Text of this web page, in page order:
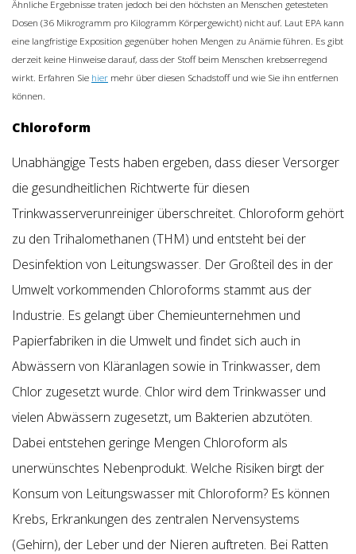
Ähnliche Ergebnisse traten jedoch bei den höchsten an Menschen getesteten
Dosen (36 Mikrogramm pro Kilogramm Körpergewicht) nicht auf. Laut EPA kann
eine langfristige Exposition gegenüber hohen Mengen zu Anämie führen. Es gibt
derzeit keine Hinweise darauf, dass der Stoff beim Menschen krebserregend
wirkt. Erfahren Sie hier mehr über diesen Schadstoff und wie Sie ihn entfernen
können.
Chloroform
Unabhängige Tests haben ergeben, dass dieser Versorger
die gesundheitlichen Richtwerte für diesen
Trinkwasserverunreiniger überschreitet. Chloroform gehört
zu den Trihalomethanen (THM) und entsteht bei der
Desinfektion von Leitungswasser. Der Großteil des in der
Umwelt vorkommenden Chloroforms stammt aus der
Industrie. Es gelangt über Chemieunternehmen und
Papierfabriken in die Umwelt und findet sich auch in
Abwässern von Kläranlagen sowie in Trinkwasser, dem
Chlor zugesetzt wurde. Chlor wird dem Trinkwasser und
vielen Abwässern zugesetzt, um Bakterien abzutöten.
Dabei entstehen geringe Mengen Chloroform als
unerwünschtes Nebenprodukt. Welche Risiken birgt der
Konsum von Leitungswasser mit Chloroform? Es können
Krebs, Erkrankungen des zentralen Nervensystems
(Gehirn), der Leber und der Nieren auftreten. Bei Ratten